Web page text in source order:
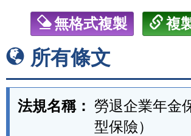
無格式複製 複
所有條文
法規名稱：
勞退企業年金
型保險）